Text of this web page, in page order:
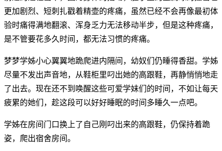
更加剧烈、短刺扎戳着精壶的疼痛，虽然已经不会再像最初体
验时痛得满地翻滚、浑身乏力无法移动半步，但是这种疼痛，
是不管要花多久时间，都无法习惯的疼痛。
梦梦学姊小心翼翼地跪爬进内隔间，幼奴们仍睡得香甜。学姊
尽量不发出声音地，从鞋柜里叼出她的高跟鞋，再静悄悄地走
了出去。现在还不到唤醒这些可爱学妹们的时间，不如让每天
疲累的她们，趁这段可以好好睡眠的时间多睡久一点吧。
学姊在房间门口换上了自己刚叼出来的高跟鞋，仍保持着跪
姿，爬出宿舍房间。